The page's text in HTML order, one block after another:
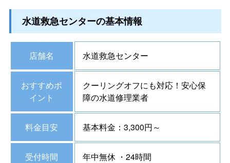
水道救急センターの基本情報
店舗名 水道救急センター
おすすめポ
イント
クーリングオフにも対応！安心保
障の水道修理業者
料金目安 基本料金：3,300円～
受付時間 年中無休 ・24時間